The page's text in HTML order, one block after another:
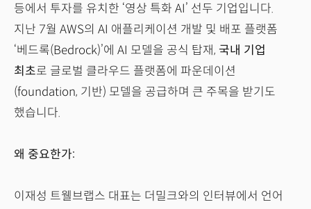
등에서 투자를 유치한 ‘영상 특화 AI’ 선두 기업입니다.
지난 7월 AWS의 AI 애플리케이션 개발 및 배포 플랫폼
‘베드록(Bedrock)’에 AI 모델을 공식 탑재, 국내 기업
최초로 글로벌 클라우드 플랫폼에 파운데이션
(foundation, 기반) 모델을 공급하며 큰 주목을 받기도
했습니다.
왜 중요한가:
이재성 트웰브랩스 대표는 더밀크와의 인터뷰에서 언어